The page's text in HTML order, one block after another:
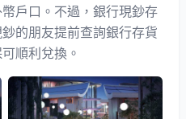
戶口。不過，銀行現鈔存
的朋友提前查詢銀行存貨
順利兌換。